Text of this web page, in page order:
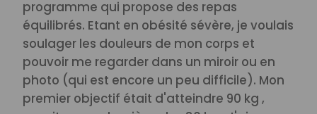
programme qui propose des repas
équilibrés. Etant en obésité sévère, je voulais
soulager les douleurs de mon corps et
pouvoir me regarder dans un miroir ou en
photo (qui est encore un peu difficile). Mon
premier objectif était d'atteindre 90 kg ,